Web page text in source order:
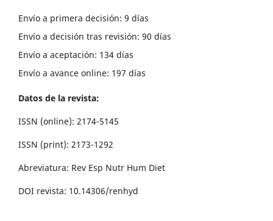
Envío a primera decisión: 9 días
Envío a decisión tras revisión: 90 días
Envío a aceptación: 134 días
Envío a avance online: 197 días
Datos de la revista:
ISSN (online): 2174-5145
ISSN (print): 2173-1292
Abreviatura: Rev Esp Nutr Hum Diet
DOI revista: 10.14306/renhyd